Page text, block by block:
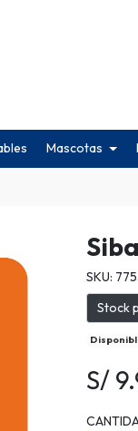
Mascotas
SKU:
Stock
S/